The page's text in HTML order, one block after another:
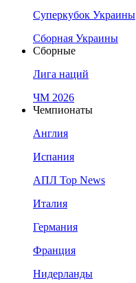
Суперкубок Украины
Сборная Украины
Сборные
Лига наций
ЧМ 2026
Чемпионаты
Англия
Испания
АПЛ Top News
Италия
Германия
Франция
Нидерланды